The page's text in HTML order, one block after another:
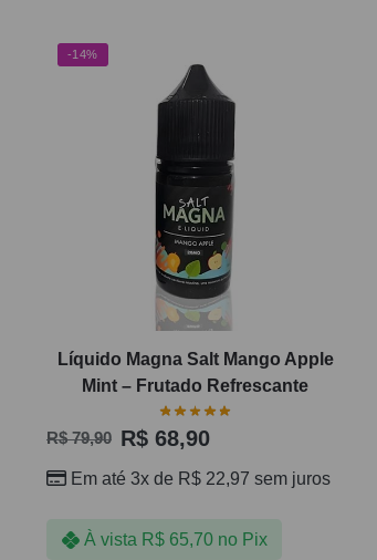
-14%
Líquido Magna Salt Mango Apple
Mint – Frutado Refrescante
R$79,90 R$ 68,90
Em até 3x de R$ 22,97 sem juros
À vista R$65,70 no Pix